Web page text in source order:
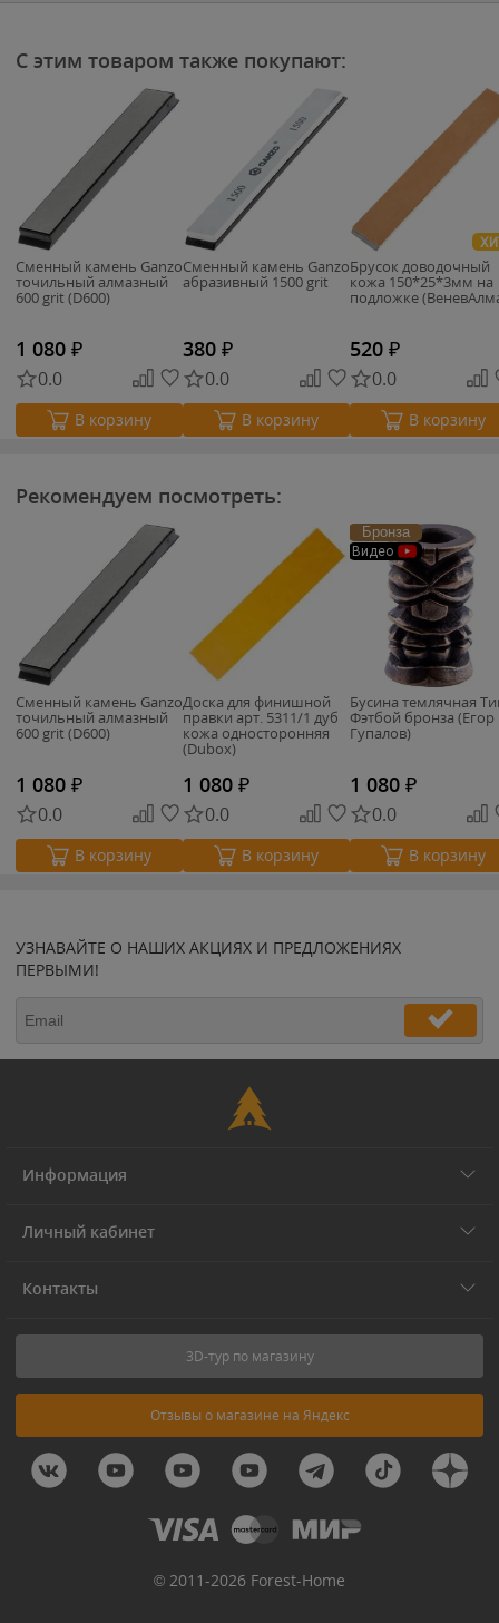
С этим товаром также покупают:
Сменный камень Ganzo
точильный алмазный
600 grit (D600)
1 080 ₽
0.0
В корзину
Сменный камень Ganzo
абразивный 1500 grit
380 ₽
0.0
В корзину
Брусок доводочный
кожа 150*25*3мм на
подложке
520 ₽
0.0
В корзину
Рекомендуем посмотреть:
Сменный камень Ganzo
точильный алмазный
600 grit (D600)
1 080 ₽
0.0
В корзину
Доска для финишной
правки арт. 5311/1 дуб
кожа односторонняя
(Dubox)
1 080 ₽
0.0
В корзину
Бронза
Видео
Бусина темлячная
Фэтбой бронза (Егор
Гупалов)
1 080 ₽
0.0
В корзину
УЗНАВАЙТЕ О НАШИХ АКЦИЯХ И ПРЕДЛОЖЕНИЯХ
ПЕРВЫМИ!
Информация
Личный кабинет
Контакты
3D-тур по магазину
Отзывы о магазине на Яндекс
© 2011-2026 Forest-Home